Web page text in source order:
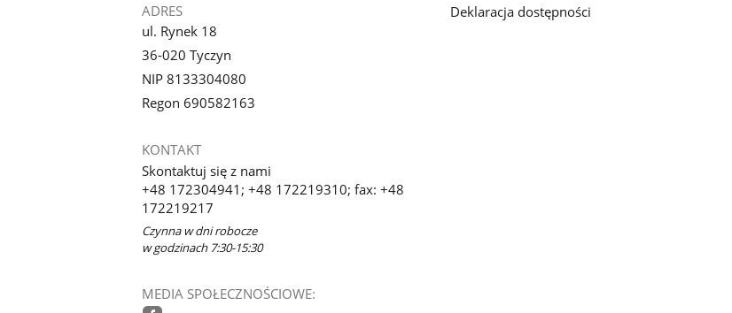
ADRES
ul. Rynek 18
36-020 Tyczyn
NIP 8133304080
Regon 690582163
KONTAKT
Skontaktuj się z nami
+48 172304941; +48 172219310; fax: +48
172219217
Czynna w dni robocze
w godzinach 7:30-15:30
MEDIA SPOŁECZNOŚCIOWE:
Deklaracja dostępności